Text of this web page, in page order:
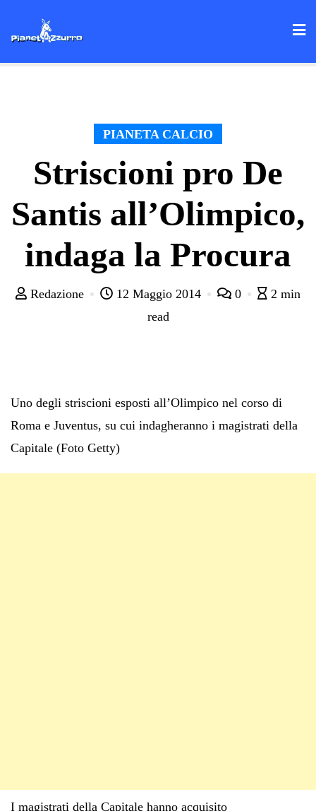
PIANETA CALCIO
Striscioni pro De
Santis all’Olimpico,
indaga la Procura
Redazione 12 Maggio 2014 0
2 min
read
Uno degli striscioni esposti all’Olimpico nel corso di
Roma e Juventus, su cui indagheranno i magistrati della
Capitale (Foto Getty)
I magistrati della Capitale hanno acquisito